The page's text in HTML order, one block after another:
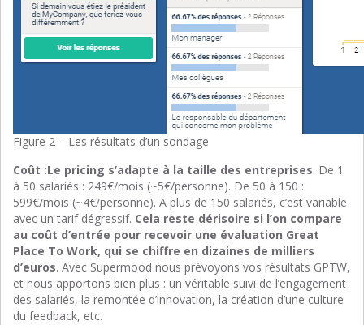
Figure 2 – Les résultats d’un sondage
Coût :Le pricing s’adapte à la taille des entreprises. De 1
à 50 salariés : 249€/mois (~5€/personne). De 50 à 150 :
599€/mois (~4€/personne). A plus de 150 salariés, c’est variable
avec un tarif dégressif. Cela reste dérisoire si l’on compare
au coût d’entrée pour recevoir une évaluation Great
Place To Work, qui se chiffre en dizaines de milliers
d’euros. Avec Supermood nous prévoyons vos résultats GPTW,
et nous apportons bien plus : un véritable suivi de l’engagement
des salariés, la remontée d’innovation, la création d’une culture
du feedback, etc.